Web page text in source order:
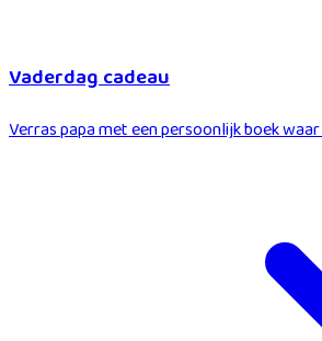
Vaderdag cadeau
Verras papa met een persoonlijk boek